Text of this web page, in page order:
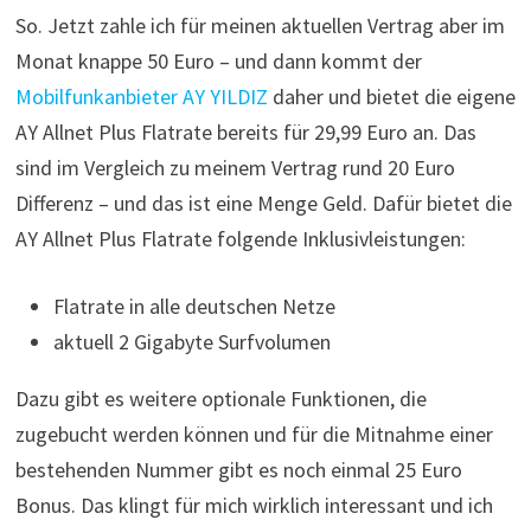
So. Jetzt zahle ich für meinen aktuellen Vertrag aber im
Monat knappe 50 Euro – und dann kommt der
Mobilfunkanbieter AY YILDIZ daher und bietet die eigene
AY Allnet Plus Flatrate bereits für 29,99 Euro an. Das
sind im Vergleich zu meinem Vertrag rund 20 Euro
Differenz – und das ist eine Menge Geld. Dafür bietet die
AY Allnet Plus Flatrate folgende Inklusivleistungen:
Flatrate in alle deutschen Netze
aktuell 2 Gigabyte Surfvolumen
Dazu gibt es weitere optionale Funktionen, die
zugebucht werden können und für die Mitnahme einer
bestehenden Nummer gibt es noch einmal 25 Euro
Bonus. Das klingt für mich wirklich interessant und ich